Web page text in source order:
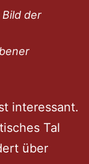
der
interessant.
Tal
über